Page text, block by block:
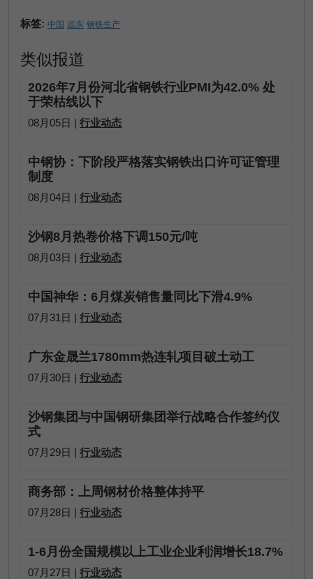
标签: 中国 远东 钢铁生产
类似报道
2026年7月份河北省钢铁行业PMI为42.0% 处
于荣枯线以下
08月05日 | 行业动态
中钢协：下阶段严格落实钢铁出口许可证管理
制度
08月04日 | 行业动态
沙钢8月热卷价格下调150元/吨
08月03日 | 行业动态
中国神华：6月煤炭销售量同比下滑4.9%
07月31日 | 行业动态
广东金晟兰1780mm热连轧项目破土动工
07月30日 | 行业动态
沙钢集团与中国钢研集团举行战略合作签约仪
式
07月29日 | 行业动态
商务部：上周钢材价格整体持平
07月28日 | 行业动态
1-6月份全国规模以上工业企业利润增长18.7%
07月27日 | 行业动态